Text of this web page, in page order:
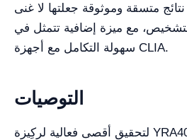
نتائج متسقة وموثوقة جعلتها لا غنى
مع ميزة إضافية تتمثل في
سهولة التكامل مع أجهزة CLIA.
التوصيات
لتحقيق أقصى فعالية لركِيزة YRA402، تأكّد دائمًا من